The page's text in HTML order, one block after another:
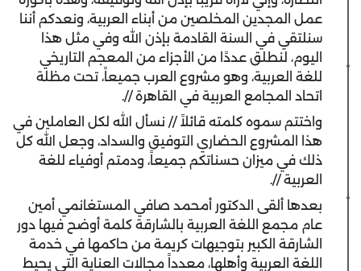
عمل المجدين المخلصين من أبناء العربية، ونعدكم أننا
سنلتقي في السنة القادمة بإذن الله وفي مثل هذا
اليوم، لنطلق عددًا من الأجزاء من المعجم التاريخي
للغة العربية، وهو مشروع العرب جميعاً، تحت مظلة
اتحاد المجامع العربية في القاهرة //.
واختتم سموه كلمته قائلاً // نسأل الله لكل العاملين في
هذا المشروع الحضاري التوفيق والسداد، وجعل الله كل
ذلك في ميزان حسناتكم جميعاً، ودمتم أوفياء للغة
العربية //.
بعدها ألقى الدكتور أمحمد صافي المستغانمي أمين
عام مجمع اللغة العربية بالشارقة كلمة أوضح فيها دور
الشارقة الكبير بتوجيهات كريمة من حاكمها في خدمة
اللغة العربية وأهلها، معدداً مجالات العناية التي يحيط